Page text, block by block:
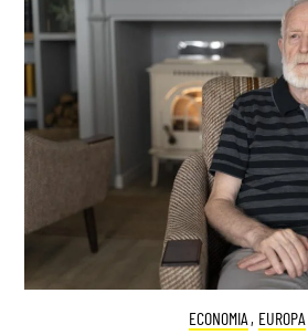
ECONOMIA , EUROPA